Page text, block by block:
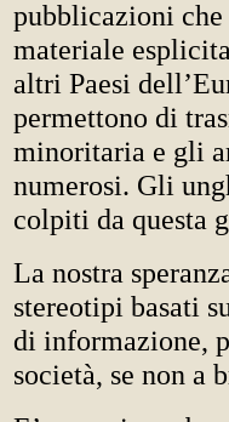
pubblicazioni
materiale
altri Paesi
permettono di
minoritaria e gli
numerosi. Gli
colpiti da questa
La nostra
stereotipi basati
di informazione,
società, se non a